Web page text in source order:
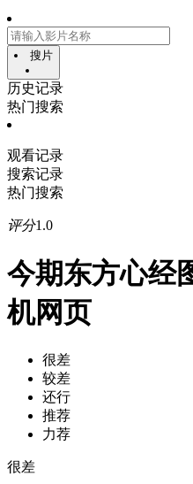
搜片
历史记录
热门搜索
观看记录
搜索记录
热门搜索
评分1.0
今期东方心经
机网页
很差
较差
还行
推荐
力荐
很差